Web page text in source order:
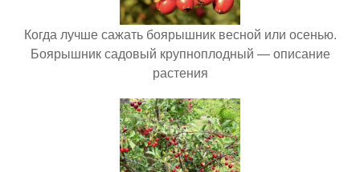
Когда лучше сажать боярышник весной или осенью.
Боярышник садовый крупноплодный — описание
растения